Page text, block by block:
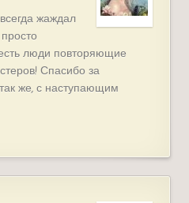
жаждал
люди повторяющие
Спасибо за
же, с наступающим